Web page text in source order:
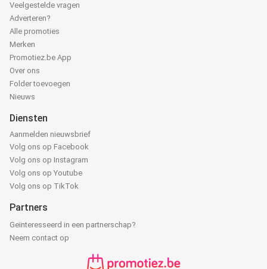
Veelgestelde vragen
Adverteren?
Alle promoties
Merken
Promotiez.be App
Over ons
Folder toevoegen
Nieuws
Diensten
Aanmelden nieuwsbrief
Volg ons op Facebook
Volg ons op Instagram
Volg ons op Youtube
Volg ons op TikTok
Partners
Geïnteresseerd in een partnerschap?
Neem contact op